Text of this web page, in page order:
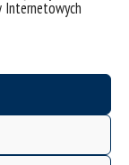
Internetowych
w aspekcie